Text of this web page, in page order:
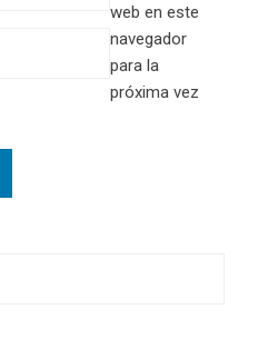
web en este
navegador
para la
próxima vez